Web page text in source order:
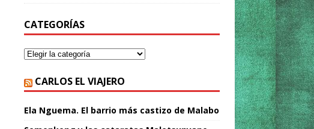
CATEGORÍAS
CARLOS EL VIAJERO
Ela Nguema. El barrio más castizo de Malabo